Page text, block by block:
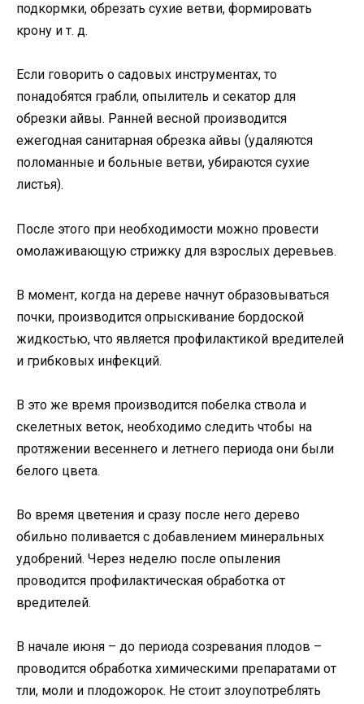
подкормки, обрезать сухие ветви, формировать
крону и т. д.
Если говорить о садовых инструментах, то
понадобятся грабли, опылитель и секатор для
обрезки айвы. Ранней весной производится
ежегодная санитарная обрезка айвы (удаляются
поломанные и больные ветви, убираются сухие
листья).
После этого при необходимости можно провести
омолаживающую стрижку для взрослых деревьев.
В момент, когда на дереве начнут образовываться
почки, производится опрыскивание бордоской
жидкостью, что является профилактикой вредителей
и грибковых инфекций.
В это же время производится побелка ствола и
скелетных веток, необходимо следить чтобы на
протяжении весеннего и летнего периода они были
белого цвета.
Во время цветения и сразу после него дерево
обильно поливается с добавлением минеральных
удобрений. Через неделю после опыления
проводится профилактическая обработка от
вредителей.
В начале июня – до периода созревания плодов –
проводится обработка химическими препаратами от
тли, моли и плодожорок. Не стоит злоупотреблять